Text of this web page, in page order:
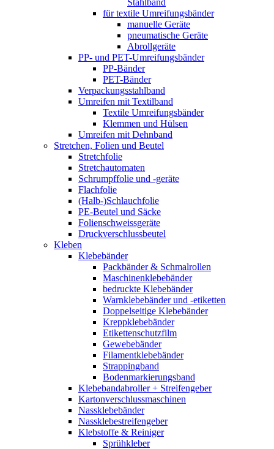
Stahlband
für textile Umreifungsbänder
manuelle Geräte
pneumatische Geräte
Abrollgeräte
PP- und PET-Umreifungsbänder
PP-Bänder
PET-Bänder
Verpackungsstahlband
Umreifen mit Textilband
Textile Umreifungsbänder
Klemmen und Hülsen
Umreifen mit Dehnband
Stretchen, Folien und Beutel
Stretchfolie
Stretchautomaten
Schrumpffolie und -geräte
Flachfolie
(Halb-)Schlauchfolie
PE-Beutel und Säcke
Folienschweissgeräte
Druckverschlussbeutel
Kleben
Klebebänder
Packbänder & Schmalrollen
Maschinenklebebänder
bedruckte Klebebänder
Warnklebebänder und -etiketten
Doppelseitige Klebebänder
Kreppklebebänder
Etikettenschutzfilm
Gewebebänder
Filamentklebebänder
Strappingband
Bodenmarkierungsband
Klebebandabroller + Streifengeber
Kartonverschlussmaschinen
Nassklebebänder
Nassklebestreifengeber
Klebstoffe & Reiniger
Sprühkleber